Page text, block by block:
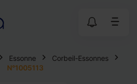
Essonne
Corbeil-Essonnes
N°1005113